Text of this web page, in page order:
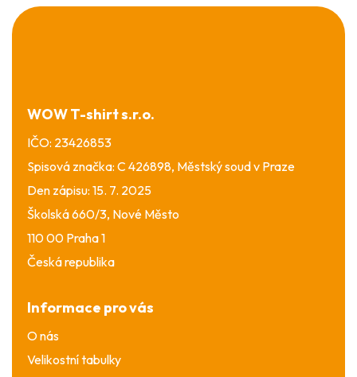
Z
á
WOW T-shirt s.r.o.
IČO: 23426853
Spisová značka: C 426898, Městský soud v Praze
Den zápisu: 15. 7. 2025
Školská 660/3, Nové Město
110 00 Praha 1
Česká republika
Informace pro vás
O nás
Velikostní tabulky